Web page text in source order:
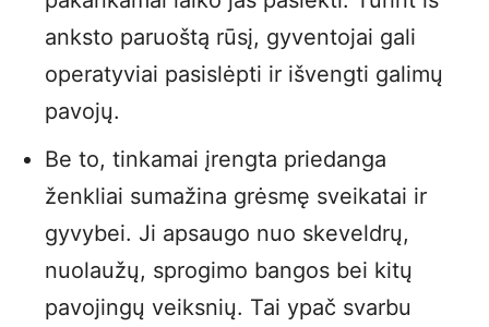
anksto paruoštą rūsį, gyventojai gali
operatyviai pasislėpti ir išvengti galimų
pavojų.
Be to, tinkamai įrengta priedanga
ženkliai sumažina grėsmę sveikatai ir
gyvybei. Ji apsaugo nuo skeveldrų,
nuolaužų, sprogimo bangos bei kitų
pavojingų veiksnių. Tai ypač svarbu